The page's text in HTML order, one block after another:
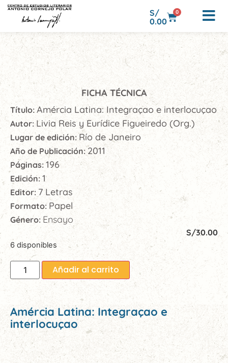
S/
0.00
0
FICHA TÉCNICA
Título: Amércia Latina: Integraçao e interlocuçao
Autor: Livia Reis y Eurídice Figueiredo (Org.)
Lugar de edición: Río de Janeiro
Año de Publicación: 2011
Páginas: 196
Edición: 1
Editor: 7 Letras
Formato: Papel
Género:Ensayo
S/30.00
6 disponibles
Añadir al carrito
Amércia Latina: Integraçao e
interlocuçao